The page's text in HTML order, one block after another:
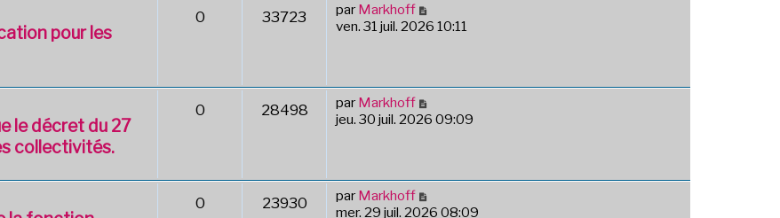
pour les
0 33723 par Markhoff
ven. 31 juil. 2026 10:11
le décret du 27
collectivités.
0 28498 par Markhoff
jeu. 30 juil. 2026 09:09
0 23930 par Markhoff
mer. 29 juil. 2026 08:09